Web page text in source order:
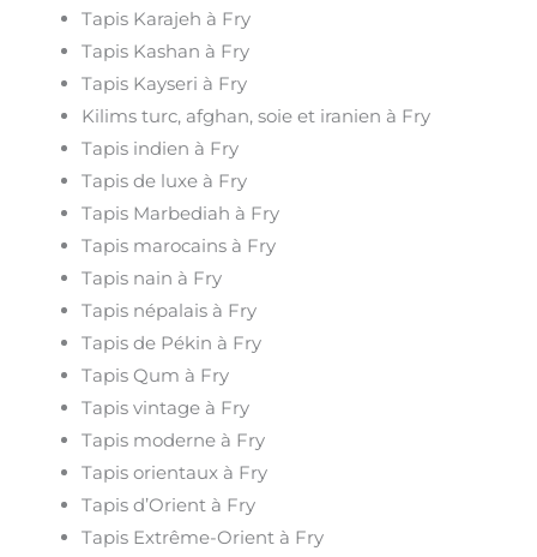
Tapis Karajeh à Fry
Tapis Kashan à Fry
Tapis Kayseri à Fry
Kilims turc, afghan, soie et iranien à Fry
Tapis indien à Fry
Tapis de luxe à Fry
Tapis Marbediah à Fry
Tapis marocains à Fry
Tapis nain à Fry
Tapis népalais à Fry
Tapis de Pékin à Fry
Tapis Qum à Fry
Tapis vintage à Fry
Tapis moderne à Fry
Tapis orientaux à Fry
Tapis d’Orient à Fry
Tapis Extrême-Orient à Fry